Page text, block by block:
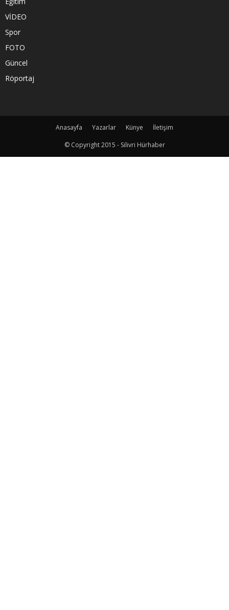
VİDEO
Spor
FOTO
Güncel
Röportaj
Anasayfa Yazarlar Künye
İletişim
© Copyright 2015 - Silivri Hürhaber